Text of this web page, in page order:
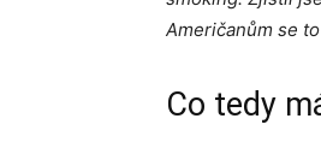
Američanům se
Co tedy